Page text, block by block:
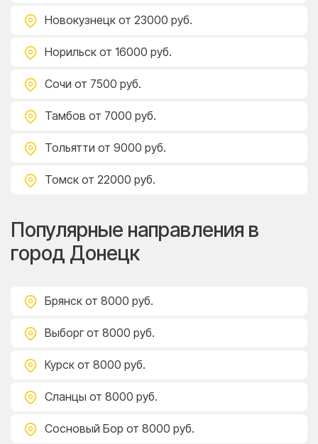
Новокузнецк от 23000 руб.
Норильск от 16000 руб.
Сочи от 7500 руб.
Тамбов от 7000 руб.
Тольятти от 9000 руб.
Томск от 22000 руб.
Популярные направления в
город Донецк
Брянск от 8000 руб.
Выборг от 8000 руб.
Курск от 8000 руб.
Сланцы от 8000 руб.
Сосновый Бор от 8000 руб.